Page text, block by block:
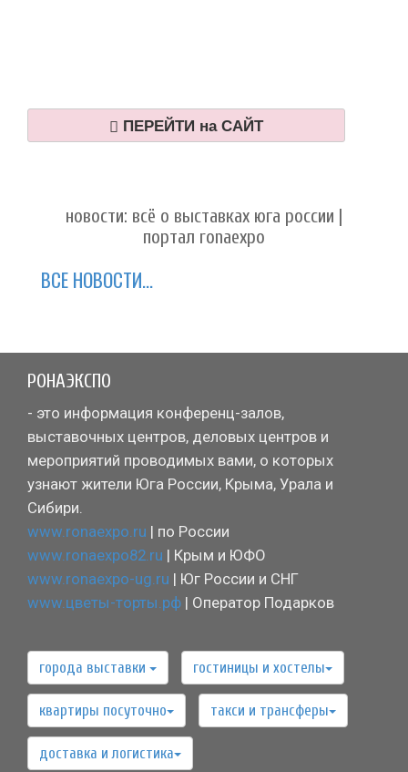
ПЕРЕЙТИ на САЙТ
новости: всё о выставках юга россии |
портал ronaexpo
ВСЕ НОВОСТИ...
РОНАЭКСПО
- это информация конференц-залов,
выставочных центров, деловых центров и
мероприятий проводимых вами, о которых
узнают жители Юга России, Крыма, Урала и
Сибири.
www.ronaexpo.ru | по России
www.ronaexpo82.ru | Крым и ЮФО
www.ronaexpo-ug.ru | Юг России и СНГ
www.цветы-торты.рф | Оператор Подарков
города выставки гостиницы и хостелы
квартиры посуточно такси и трансферы
доставка и логистика